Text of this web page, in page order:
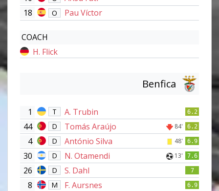
18
O Pau Víctor
COACH
H. Flick
Benfica
1 T A. Trubin 6.2
44 D Tomás Araújo 84' 6.2
4 D António Silva 48' 6.9
30 D N. Otamendi 13' 7.6
26 D S. Dahl 7
8 M F. Aursnes 6.9